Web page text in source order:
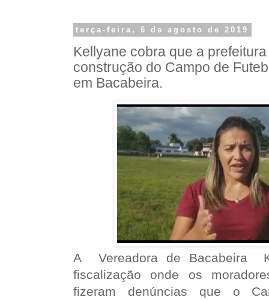
terça-feira, 6 de agosto de 2019
Kellyane cobra que a
construção do Campo de
em Bacabeira.
A Vereadora de Bacabeira
fiscalização onde os
fizeram denúncias que o